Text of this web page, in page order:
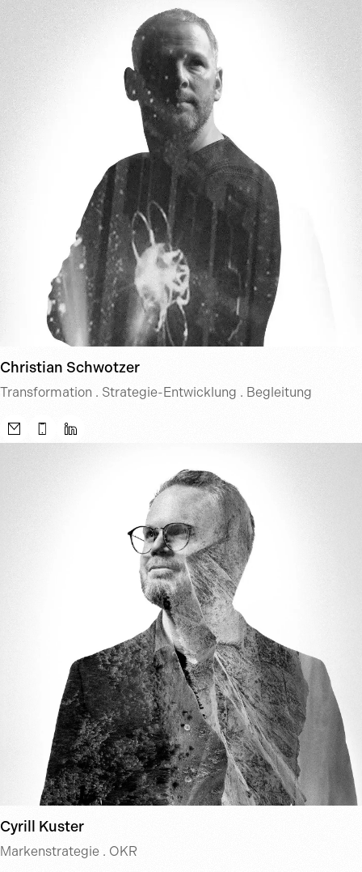
Christian Schwotzer
Transformation . Strategie-Entwicklung . Begleitung
Cyrill Kuster
Markenstrategie . OKR